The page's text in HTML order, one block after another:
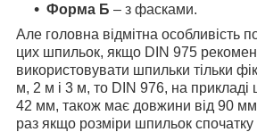
Форма Б – з фасками.
Але головна відмітна особливість
цих шпильок, якщо DIN 975
використовувати шпильки тільки
м, 2 м і 3 м, то DIN 976, на прикладі
42 мм, також має довжини від 90
раз якщо розміри шпильок спочатку